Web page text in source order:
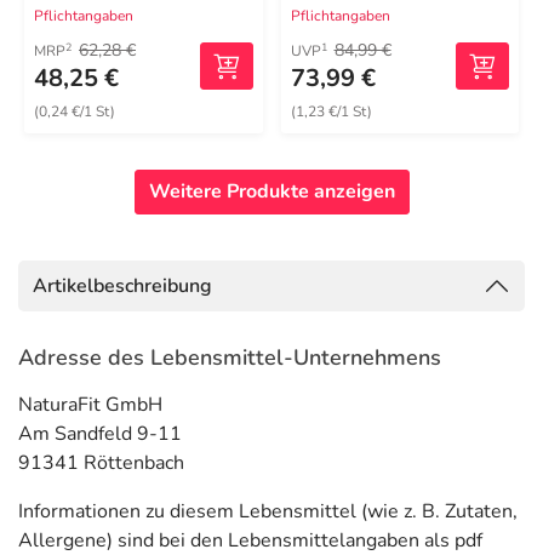
Pflichtangaben
MRP2 62,28 €
48,25 €
(0,24 €/1 St)
Pflichtangaben
UVP1 84,99 €
73,99 €
(1,23 €/1 St)
Weitere Produkte anzeigen
Artikelbeschreibung
Adresse des Lebensmittel-Unternehmens
NaturaFit GmbH
Am Sandfeld 9-11
91341 Röttenbach
Informationen zu diesem Lebensmittel (wie z. B. Zutaten,
Allergene) sind bei den Lebensmittelangaben als pdf